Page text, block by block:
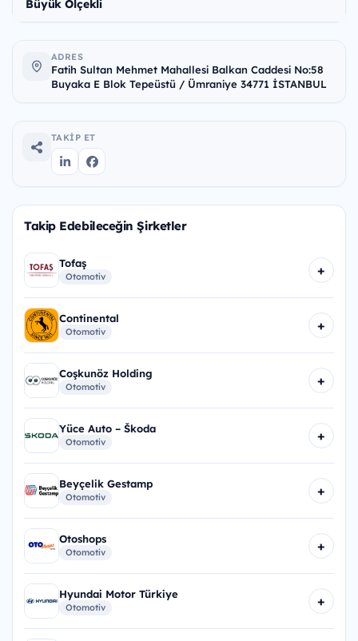
Büyük Ölçekli
ADRES
Fatih Sultan Mehmet Mahallesi Balkan Caddesi No:58
Buyaka E Blok Tepeüstü / Ümraniye 34771 İSTANBUL
TAKIP ET
Takip Edebileceğin Şirketler
Tofaş
Otomotiv +
Continental
Otomotiv +
Coşkunöz Holding
Otomotiv +
Yüce Auto – Škoda
Otomotiv +
Beyçelik Gestamp
Otomotiv +
Otoshops
Otomotiv +
Hyundai Motor Türkiye
Otomotiv +